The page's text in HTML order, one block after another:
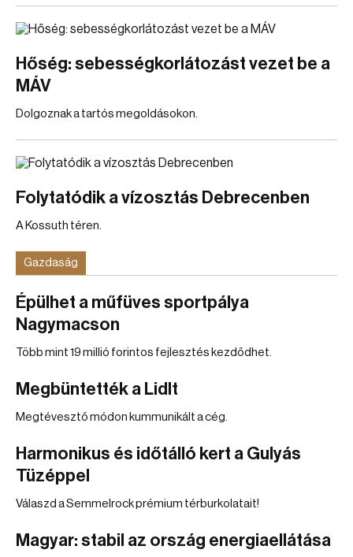
Hőség: sebességkorlátozást vezet be a
MÁV
Dolgoznak a tartós megoldásokon.
Folytatódik a vízosztás Debrecenben
A Kossuth téren.
Gazdaság
Épülhet a műfüves sportpálya
Nagymacson
Több mint 19 millió forintos fejlesztés kezdődhet.
Megbüntették a Lidlt
Megtévesztő módon kummunikált a cég.
Harmonikus és időtálló kert a Gulyás
Tüzéppel
Válaszd a Semmelrock prémium térburkolatait!
Magyar: stabil az ország energiaellátása